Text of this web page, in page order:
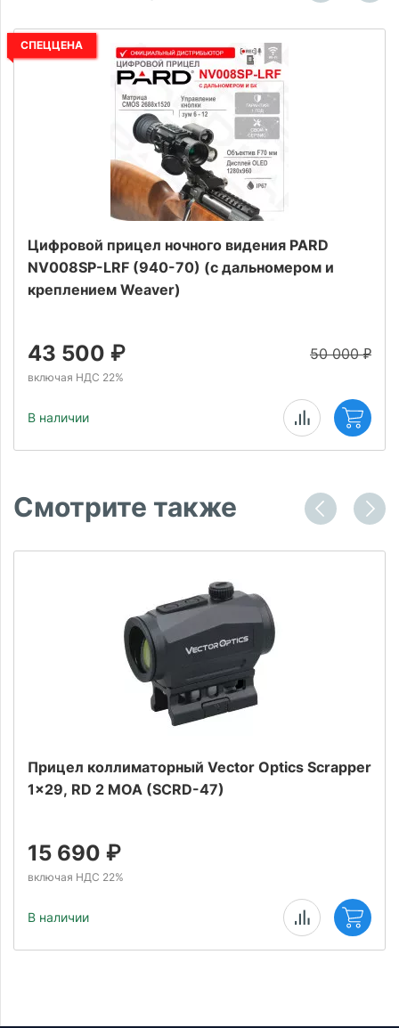
СПЕЦЦЕНА
Цифровой прицел ночного видения PARD
NV008SP-LRF (940-70) (с дальномером и
креплением Weaver)
50 000₽
43 500 ₽
включая НДС 22%
В наличии
Смотрите также
Прицел коллиматорный Vector Optics Scrapper
1x29, RD 2 MOA (SCRD-47)
15 690 ₽
включая НДС 22%
В наличии